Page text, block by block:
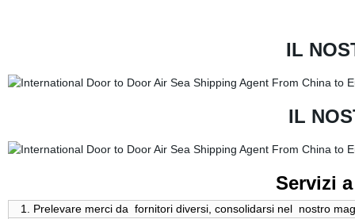
IL
IL
Servizi
1. Prelevare merci da fornitori diversi, consolidarsi nel nostro